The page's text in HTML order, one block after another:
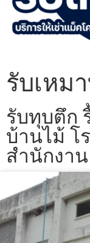
รับเหม
รับทุบตึก
บ้านไม้ โ
สำนักงา